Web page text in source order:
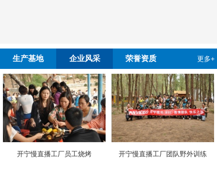
生产基地 企业风采 荣誉资质 更多+
开宁慢直播工厂员工烧烤
开宁慢直播工厂团队野外训练